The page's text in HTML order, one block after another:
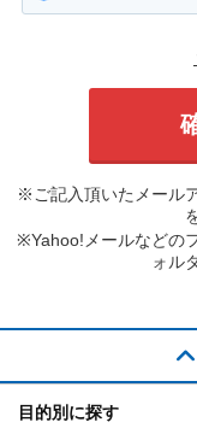
※ご記入頂いたメール
※Yahoo!メールなどの
ォル
目的別に探す